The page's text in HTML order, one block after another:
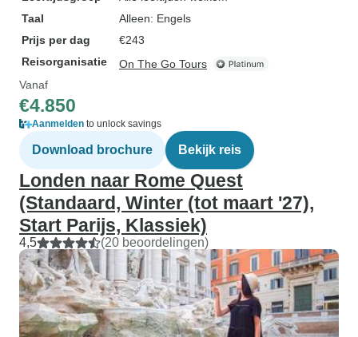
Taal
Alleen: Engels
Prijs per dag
€243
Reisorganisatie
On The Go Tours
Vanaf
€4.850
Aanmelden to unlock savings
Download brochure Bekijk reis
Londen naar Rome Quest
(Standaard, Winter (tot maart '27),
Start Parijs, Klassiek)
4,5 (20 beoordelingen)